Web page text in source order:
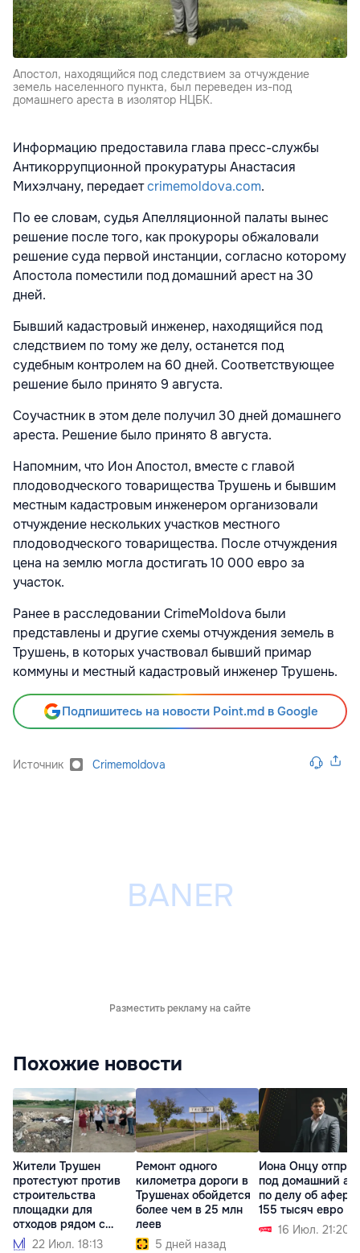
Апостол, находящийся под следствием за отчуждение
земель населенного пункта, был переведен из-под
домашнего ареста в изолятор НЦБК.
Информацию предоставила глава пресс-службы
Антикоррупционной прокуратуры Анастасия
Михэлчану, передаетcrimemoldova.com.
По ее словам, судья Апелляционной палаты вынес
решение после того, как прокуроры обжаловали
решение суда первой инстанции, согласно которому
Апостола поместили под домашний арест на 30
дней.
Бывший кадастровый инженер, находящийся под
следствием по тому же делу, останется под
судебным контролем на 60 дней. Соответствующее
решение было принято 9 августа.
Соучастник в этом деле получил 30 дней домашнего
ареста. Решение было принято 8 августа.
Напомним, что Ион Апостол, вместе с главой
плодоводческого товарищества Трушень и бывшим
местным кадастровым инженером организовали
отчуждение нескольких участков местного
плодоводческого товарищества. После отчуждения
цена на землю могла достигать 10 000 евро за
участок.
Ранее в расследовании CrimeMoldova были
представлены и другие схемы отчуждения земель в
Трушень, в которых участвовал бывший примар
коммуны и местный кадастровый инженер Трушень.
Подпишитесь на новости Point.md в Google
Источник Crimemoldova
Разместить рекламу на сайте
Похожие новости
Жители Трушен
протестуют против
строительства
площадки для
отходов рядом с
домами
22 Июл. 18:13
Ремонт одного
километра дороги в
Трушенах обойдется
более чем в 25 млн
леев
5 дней назад
Иона Онцу
под домашний
по делу об афере
155 тысяч евро
16 Июл. 21:20